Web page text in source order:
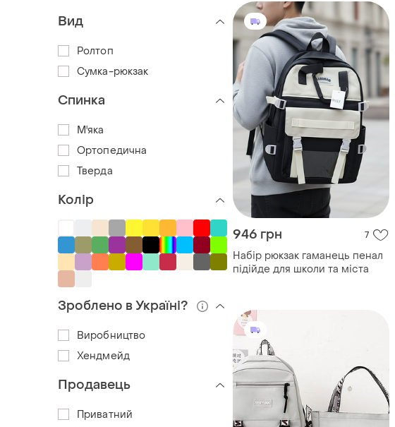
946 грн 7
Набір рюкзак гаманець пенал
підійде для школи та міста
Вид
Ролтоп
Сумка-рюкзак
Спинка
М'яка
Ортопедична
Тверда
Колір
Зроблено в Україні?
Виробництво
Хендмейд
Продавець
Приватний